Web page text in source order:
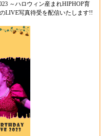
～ハロウィン産まれHIPHOP育
LIVE写真待受を配信いたします!!